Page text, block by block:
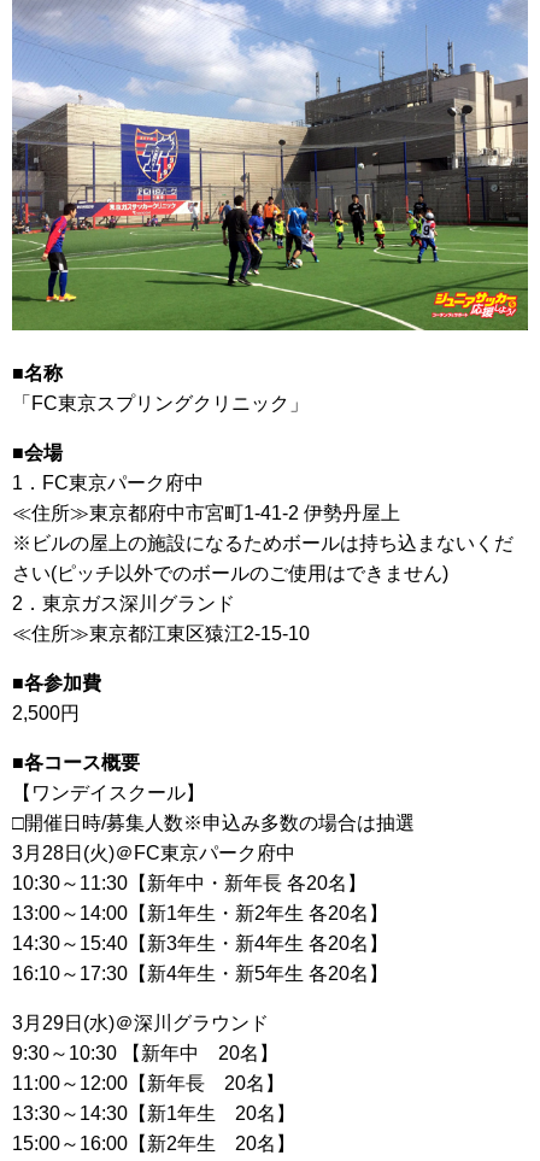
■名称
「FC東京スプリングクリニック」
■会場
1．FC東京パーク府中
≪住所≫東京都府中市宮町1-41-2 伊勢丹屋上
※ビルの屋上の施設になるためボールは持ち込まないくだ
さい(ピッチ以外でのボールのご使用はできません)
2．東京ガス深川グランド
≪住所≫東京都江東区猿江2-15-10
■各参加費
2,500円
■各コース概要
【ワンデイスクール】
□開催日時/募集人数※申込み多数の場合は抽選
3月28日(火)＠FC東京パーク府中
10:30～11:30【新年中・新年長 各20名】
13:00～14:00【新1年生・新2年生 各20名】
14:30～15:40【新3年生・新4年生 各20名】
16:10～17:30【新4年生・新5年生 各20名】
3月29日(水)＠深川グラウンド
9:30～10:30 【新年中 20名】
11:00～12:00【新年長 20名】
13:30～14:30【新1年生 20名】
15:00～16:00【新2年生 20名】